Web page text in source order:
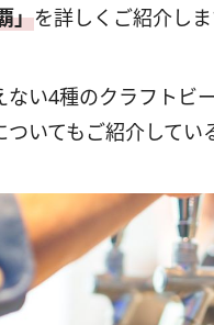
」を詳しくご紹介し
ない4種のクラフトビ
ついてもご紹介して